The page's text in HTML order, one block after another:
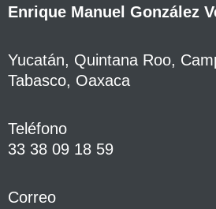
Enrique Manuel González
Yucatán, Quintana Roo,
Tabasco, Oaxaca
Teléfono
33 38 09 18 59
Correo